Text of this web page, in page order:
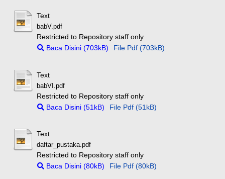
Text
babV.pdf
Restricted to Repository staff only
Baca Disini (703kB)
File Pdf (703kB)
Text
babVI.pdf
Restricted to Repository staff only
Baca Disini (51kB)
File Pdf (51kB)
Text
daftar_pustaka.pdf
Restricted to Repository staff only
Baca Disini (80kB)
File Pdf (80kB)